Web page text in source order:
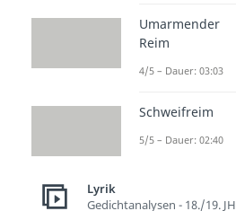
Umarmender
Reim
4/5 – Dauer: 03:03
Schweifreim
5/5 – Dauer: 02:40
Lyrik
Gedichtanalysen - 18./19. JH